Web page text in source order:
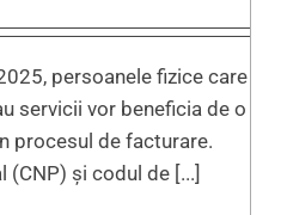
persoanele fizice care
servicii vor beneficia de o
procesul de facturare.
(CNP) și codul de [...]